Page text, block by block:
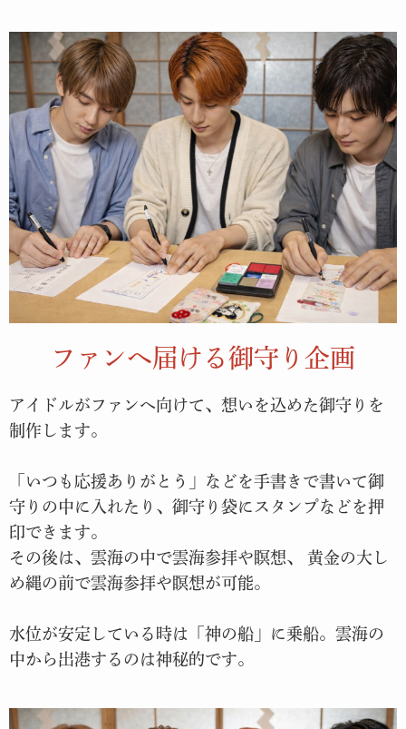
内容：雲海参拝・葦船・御守り体験などがバズり投稿多数。
https://www.tiktok.com/@viviannnv_/video/74969232484925146
06
ファンへ届ける御守り企画
アイドルがファンへ向けて、 想いを込めた御守りを
制作します。
「いつも応援ありがとう」などを手書きで書いて御
守りの中に入れたり、御守り袋にスタンプなどを押
印できます。
その後は、雲海の中で雲海参拝や瞑想、 黄金の大し
め縄の前で雲海参拝や瞑想が可能。
水位が安定している時は「神の船」に乗船。雲海の
中から出港するのは神秘的です。